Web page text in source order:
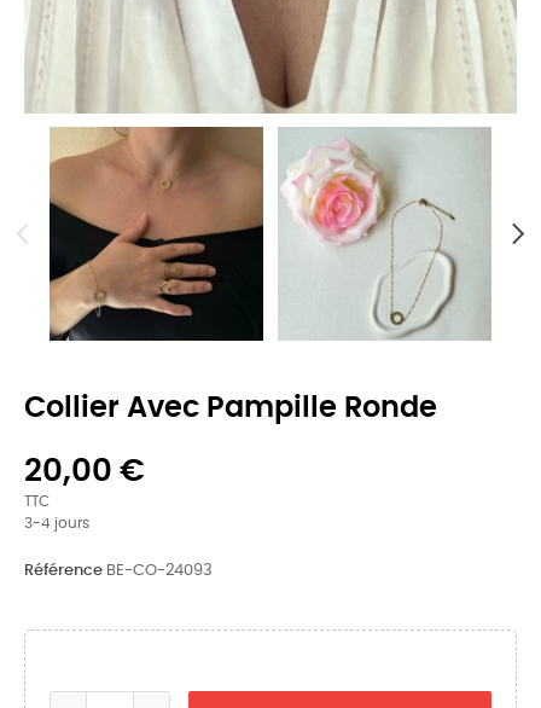
Collier Avec Pampille Ronde
20,00 €
TTC
3-4 jours
Référence BE-CO-24093